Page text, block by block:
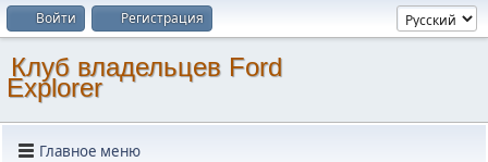
Войти Регистрация
Клуб владельцев Ford
Explorer
Главное меню